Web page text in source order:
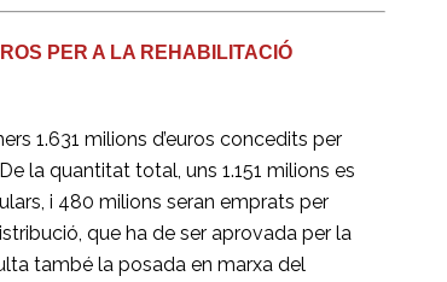
PER A LA REHABILITACIÓ
1.631 milions d’euros concedits per
la quantitat total, uns 1.151 milions es
i 480 milions seran emprats per
que ha de ser aprovada per la
també la posada en marxa del